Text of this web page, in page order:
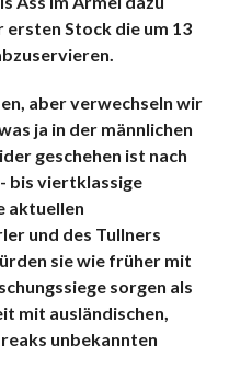
Stock die um 13
aber verwechseln wir
ja in der männlichen
geschehen ist nach
bis viertklassige
aktuellen
und des Tullners
sie wie früher mit
sorgen als
mit ausländischen,
unbekannten